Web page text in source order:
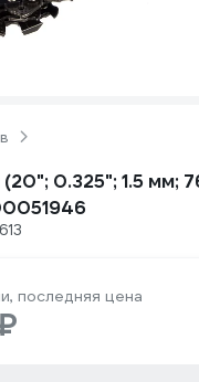
0.325"; 1.5 мм;
последняя цена